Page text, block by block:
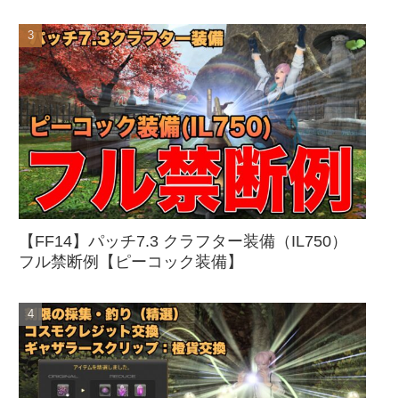
【FF14】パッチ7.3 クラフター装備（IL750）
フル禁断例【ピーコック装備】